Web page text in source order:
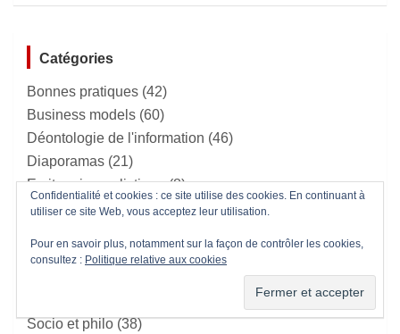
Catégories
Bonnes pratiques (42)
Business models (60)
Déontologie de l'information (46)
Diaporamas (21)
Ecriture journalistique(8)
Education et culture (16)
Mes formations(2)
Socio et philo(38)
Confidentialité et cookies : ce site utilise des cookies. En continuant à
utiliser ce site Web, vous acceptez leur utilisation.
Pour en savoir plus, notamment sur la façon de contrôler les cookies,
consultez : Politique relative aux cookies